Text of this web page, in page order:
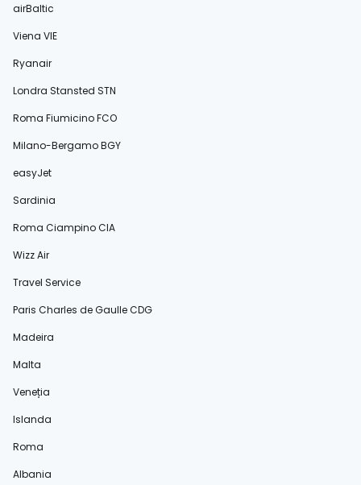
airBaltic
Viena VIE
Ryanair
Londra Stansted STN
Roma Fiumicino FCO
Milano-Bergamo BGY
easyJet
Sardinia
Roma Ciampino CIA
Wizz Air
Travel Service
Paris Charles de Gaulle CDG
Madeira
Malta
Veneția
Islanda
Roma
Albania